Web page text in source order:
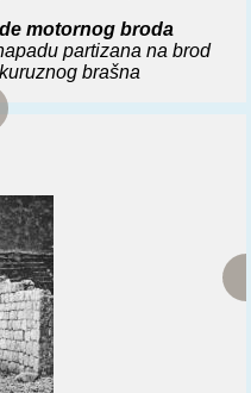
divizije NOVJ. Jake borbe
zbog pogoršane situacije
1. dalmatinska udarna
se povukla na o. Korčulu.
jedinice NOVJ oko 230
motornog broda
partizana na brod
brašna